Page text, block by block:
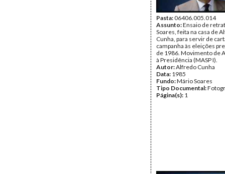
Pasta:06406.005.014
Assunto:Ensaio de
Soares, feita na casa de
Cunha, para servir de
campanha às eleições
de 1986. Movimento de
à Presidência (MASP I).
Autor:Alfredo Cunha
Data: 1985
Fundo:Mário Soares
Tipo Documental:
Página(s): 1